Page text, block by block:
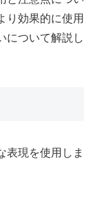
り効果的に使用
について解説し
表現を使用しま